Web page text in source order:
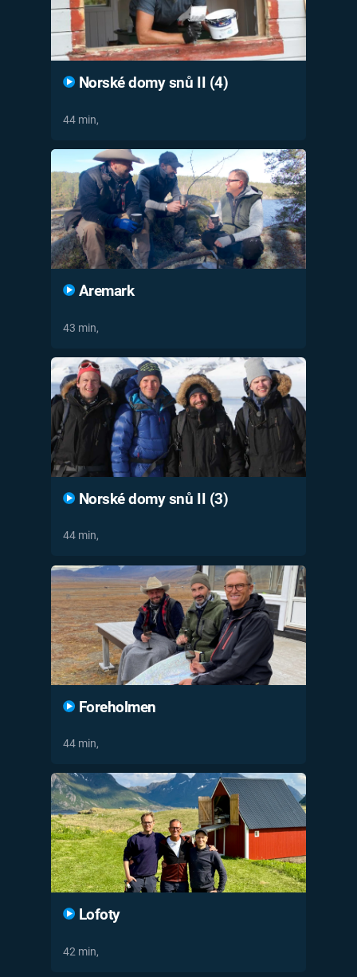
Norské domy snů II (4)
44 min,
Aremark
43 min,
Norské domy snů II (3)
44 min,
Foreholmen
44 min,
Lofoty
42 min,